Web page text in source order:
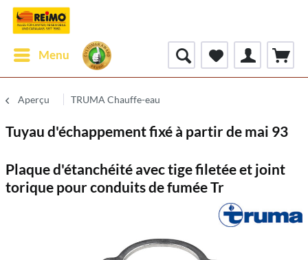
Menu
Aperçu TRUMA Chauffe-eau
Tuyau d'échappement fixé à partir de mai 93
Plaque d'étanchéité avec tige filetée et joint
torique pour conduits de fumée Tr